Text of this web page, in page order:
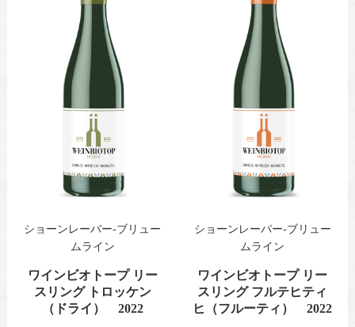
ショーンレーバー-ブリュー
ムライン
ワインビオトープ リー
スリング トロッケン
（ドライ） 2022
ショーンレーバー-ブリュー
ムライン
ワインビオトープ リー
スリング フルテヒティ
ヒ（フルーティ） 2022